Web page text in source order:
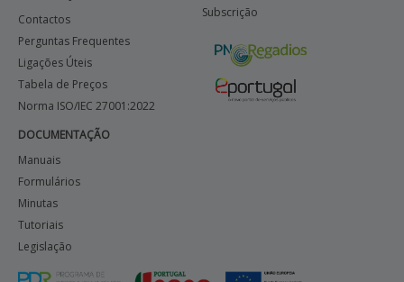
Contactos
Perguntas Frequentes
Ligações Úteis
Tabela de Preços
Norma ISO/IEC 27001:2022
DOCUMENTAÇÃO
Manuais
Formulários
Minutas
Tutoriais
Legislação
Subscrição